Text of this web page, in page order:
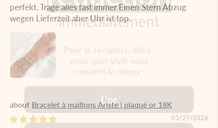
perfekt. Trage alles fast immer Einen Stern Abzug
wegen Lieferzeit aber Uhr ist top.
Bracelet à maillons Ariste | plaqué or 18K
03/27/2026
Pour le réclamer, dites-
L'or
Argent